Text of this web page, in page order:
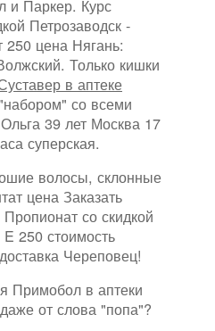
и Паркер. Курс
Петрозаводск -
250 цена Нягань:
Только кишки
в аптеке
со всеми
39 лет Москва 17
суперская.
волосы, склонные
цена Заказать
со скидкой
250 стоимость
Череповец!
Примобол в аптеки
от слова "попа"?